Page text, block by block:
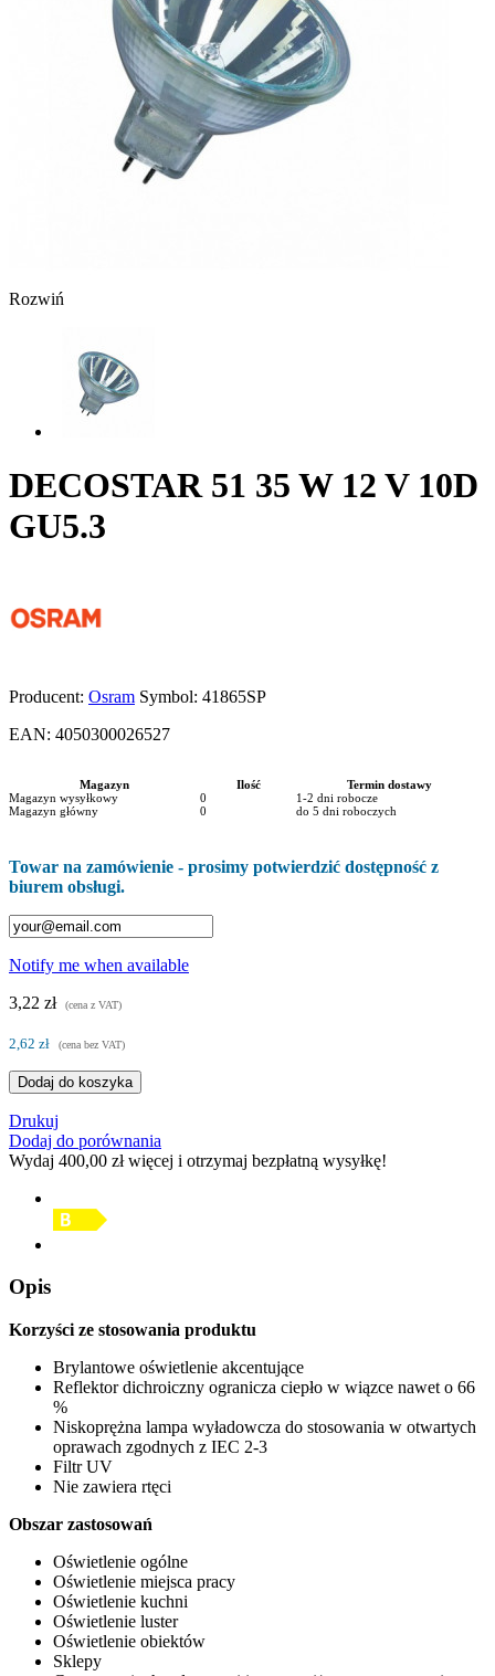
Rozwiń
DECOSTAR 51 35 W 12 V 10D
GU5.3
Producent: Osram Symbol: 41865SP
EAN: 4050300026527
Magazyn Ilość
Termin dostawy
Magazyn wysyłkowy
0
1-2 dni robocze
Magazyn główny
0 do 5 dni roboczych
Towar na zamówienie - prosimy potwierdzić dostępność z
biurem obsługi.
Notify me when available
3,22 zł
(cena z VAT)
2,62 zł (cena bez VAT)
Dodaj do koszyka
Drukuj
Dodaj do porównania
Wydaj 400,00 złwięcej i otrzymaj bezpłatną wysyłkę!
Opis
Korzyści ze stosowania produktu
Brylantowe oświetlenie akcentujące
Reflektor dichroiczny ogranicza ciepło w wiązce nawet o 66
%
Niskoprężna lampa wyładowcza do stosowania w otwartych
oprawach zgodnych z IEC 2-3
Filtr UV
Nie zawiera rtęci
Obszar zastosowań
Oświetlenie ogólne
Oświetlenie miejsca pracy
Oświetlenie kuchni
Oświetlenie luster
Oświetlenie obiektów
Sklepy